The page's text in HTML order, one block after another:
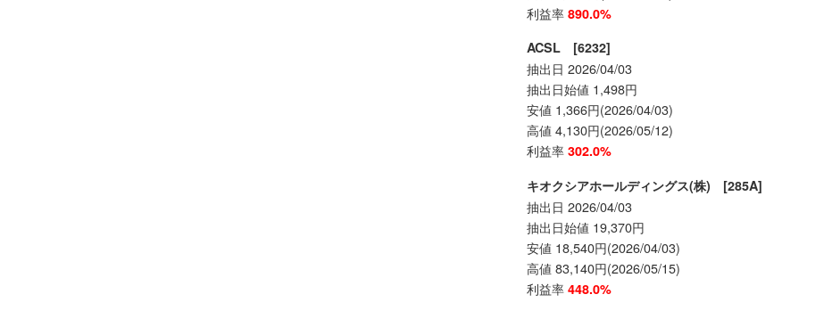
利益率 890.0%
ACSL [6232]
抽出日 2026/04/03
抽出日始値 1,498円
安値 1,366円(2026/04/03)
高値 4,130円(2026/05/12)
利益率 302.0%
キオクシアホールディングス(株) [285A]
抽出日 2026/04/03
抽出日始値 19,370円
安値 18,540円(2026/04/03)
高値 83,140円(2026/05/15)
利益率 448.0%